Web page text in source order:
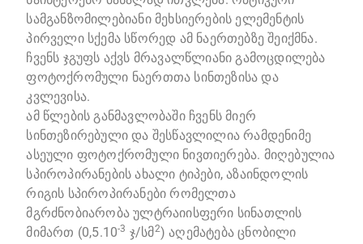
სამგანზომილებიანი მეხსიერების ელემენტის
პირველი სქემა სწორედ ამ ნაერთებზე შეიქმნა.
ჩვენს ჯგუფს აქვს მრავალწლიანი გამოცდილება
ფოტოქრომული ნაერთთა სინთეზისა და
კვლევისა.
ამ წლების განმავლობაში ჩვენს მიერ
სინთეზირებული და შესწავლილია რამდენიმე
ასეული ფოტოქრომული ნივთიერება. მიღებულია
სპიროპირანების ახალი ტიპები, აზაინდოლის
რიგის სპიროპირანები რომელთა
მგრძნობიარობა ულტრაიისფერი სინათლის
მიმართ (0,5.10-3 ჯ/სმ2) აღემატება ცნობილი